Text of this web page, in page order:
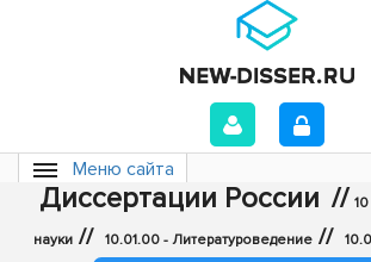
Меню сайта
Диссертации России //
науки // 10.01.00 - Литературоведение //